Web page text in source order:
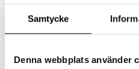
Samtycke
Denna webbplats använder
Tuotenumero
& Korit
tekstiilit
& Tyynyliinat